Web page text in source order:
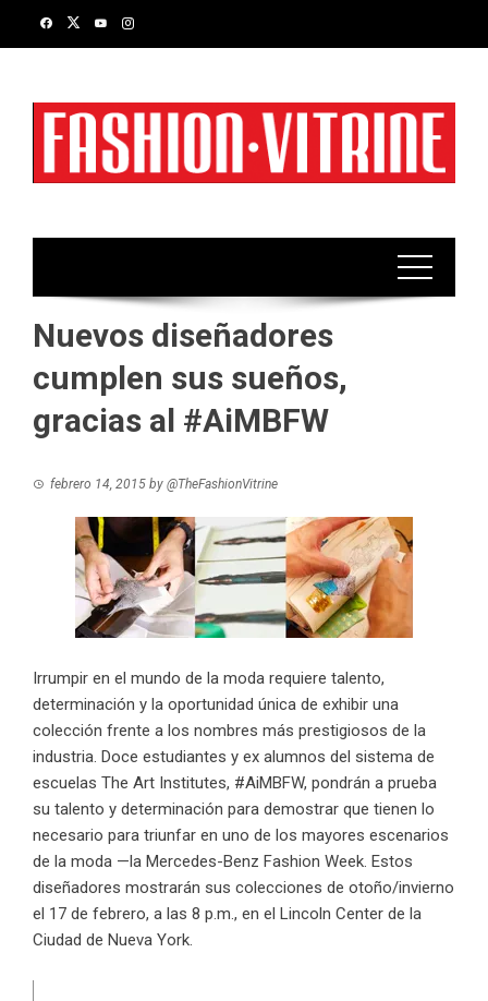
Nuevos diseñadores
cumplen sus sueños,
gracias al #AiMBFW
febrero 14, 2015 by @TheFashionVitrine
Irrumpir en el mundo de la moda requiere talento,
determinación y la oportunidad única de exhibir una
colección frente a los nombres más prestigiosos de la
industria. Doce estudiantes y ex alumnos del sistema de
escuelas The Art Institutes, #AiMBFW, pondrán a prueba
su talento y determinación para demostrar que tienen lo
necesario para triunfar en uno de los mayores escenarios
de la moda —la Mercedes-Benz Fashion Week. Estos
diseñadores mostrarán sus colecciones de otoño/invierno
el 17 de febrero, a las 8 p.m., en el Lincoln Center de la
Ciudad de Nueva York.